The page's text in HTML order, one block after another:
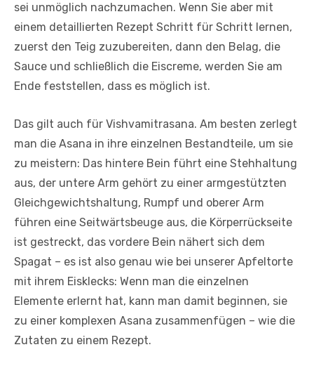
sei unmöglich nachzumachen. Wenn Sie aber mit
einem detaillierten Rezept Schritt für Schritt lernen,
zuerst den Teig zuzubereiten, dann den Belag, die
Sauce und schließlich die Eiscreme, werden Sie am
Ende feststellen, dass es möglich ist.
Das gilt auch für Vishvamitrasana. Am besten zerlegt
man die Asana in ihre einzelnen Bestandteile, um sie
zu meistern: Das hintere Bein führt eine Stehhaltung
aus, der untere Arm gehört zu einer armgestützten
Gleichgewichtshaltung, Rumpf und oberer Arm
führen eine Seitwärtsbeuge aus, die Körperrückseite
ist gestreckt, das vordere Bein nähert sich dem
Spagat – es ist also genau wie bei unserer Apfeltorte
mit ihrem Eisklecks: Wenn man die einzelnen
Elemente erlernt hat, kann man damit beginnen, sie
zu einer komplexen Asana zusammenfügen – wie die
Zutaten zu einem Rezept.